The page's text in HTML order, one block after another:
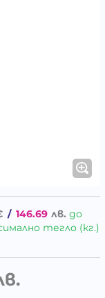
/ 146.69 лв. до
тегло (кг.)